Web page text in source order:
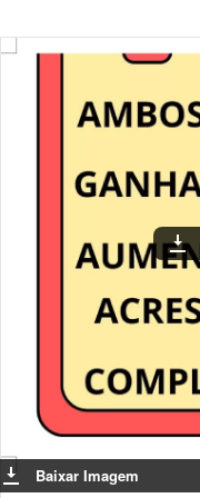
Baixar Imagem